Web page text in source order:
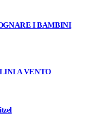
I BAMBINI
A VENTO